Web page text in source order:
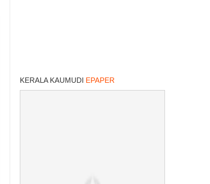
KERALA KAUMUDI EPAPER